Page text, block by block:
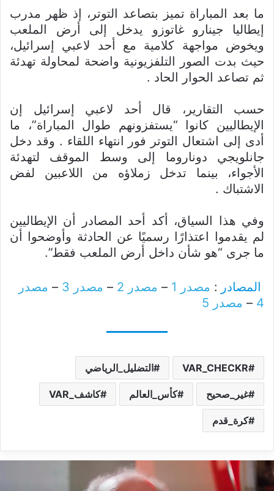
ما بعد المباراة تميز بتصاعد التوتر، إذ ظهر مدرب
إيطاليا جينارو غاتوزو يدخل إلى أرض الملعب
ويخوض مواجهة كلامية مع أحد لاعبي إسرائيل،
حيث بدت الصور التلفزيونية واضحة لمحاولة تهدئة
ثم تصاعد الحوار الحاد .
حسب التقارير، قال أحد لاعبي إسرائيل إن
الإيطاليين كانوا “يستفزونهم طوال المباراة”، ما
أدى إلى اشتعال التوتر فور انتهاء اللقاء . وقد دخل
جانلويجي دوناروما إلى وسط الموقف لتهدئة
الأجواء، بينما تدخل زملاؤه من اللاعبين لفض
الاشتباك .
وفي هذا السياق، أكد أحد المصادر أن الإيطاليين
لم يقدموا اعتذارًا رسميًا عن الحادثة وأوضحوا أن
ما جرى “هو شأن داخل أرض الملعب فقط”.
المصادر : مصدر 1 – مصدر 2 – مصدر 3 – مصدر
4
– مصدر 5
VAR_CHECKR التضليل_الرياضي
غير_صحيح كأس_العالم كاشف_VAR
كرة_قدم